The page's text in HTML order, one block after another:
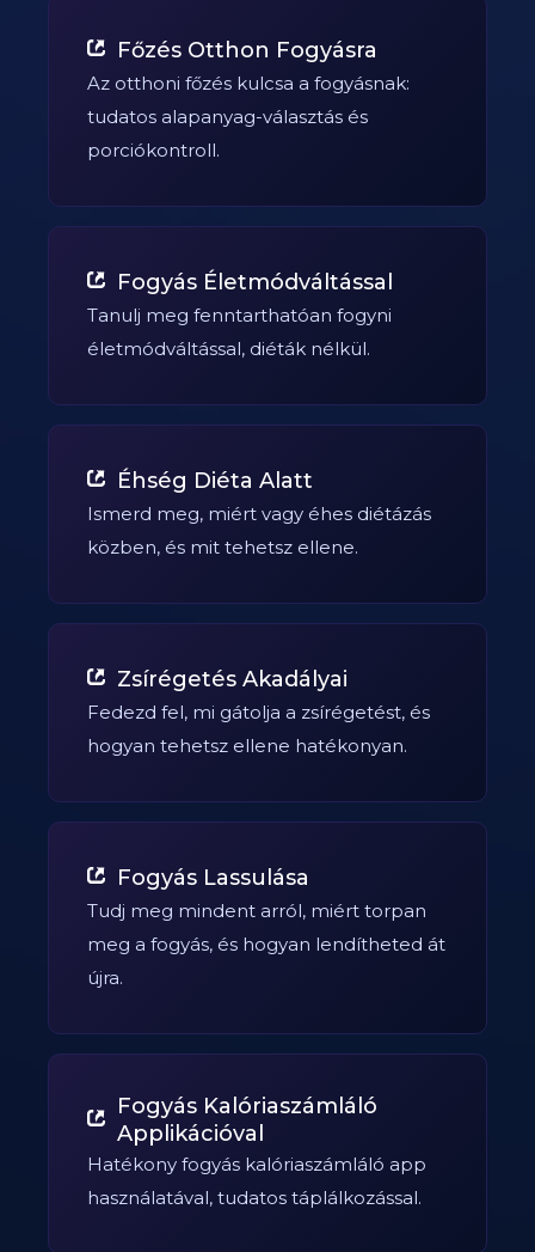
Főzés Otthon Fogyásra
Az otthoni főzés kulcsa a fogyásnak:
tudatos alapanyag-választás és
porciókontroll.
Fogyás Életmódváltással
Tanulj meg fenntarthatóan fogyni
életmódváltással, diéták nélkül.
Éhség Diéta Alatt
Ismerd meg, miért vagy éhes diétázás
közben, és mit tehetsz ellene.
Zsírégetés Akadályai
Fedezd fel, mi gátolja a zsírégetést, és
hogyan tehetsz ellene hatékonyan.
Fogyás Lassulása
Tudj meg mindent arról, miért torpan
meg a fogyás, és hogyan lendítheted át
újra.
Fogyás Kalóriaszámláló
Applikációval
Hatékony fogyás kalóriaszámláló app
használatával, tudatos táplálkozással.